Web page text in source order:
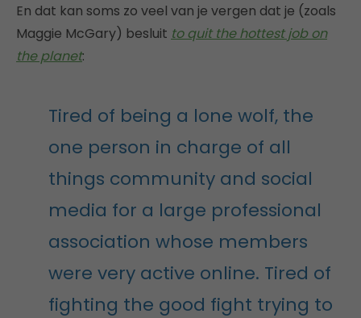
En dat kan soms zo veel van je vergen dat je (zoals
Maggie McGary) besluit to quit the hottest job on
the planet:
Tired of being a lone wolf, the
one person in charge of all
things community and social
media for a large professional
association whose members
were very active online. Tired of
fighting the good fight trying to